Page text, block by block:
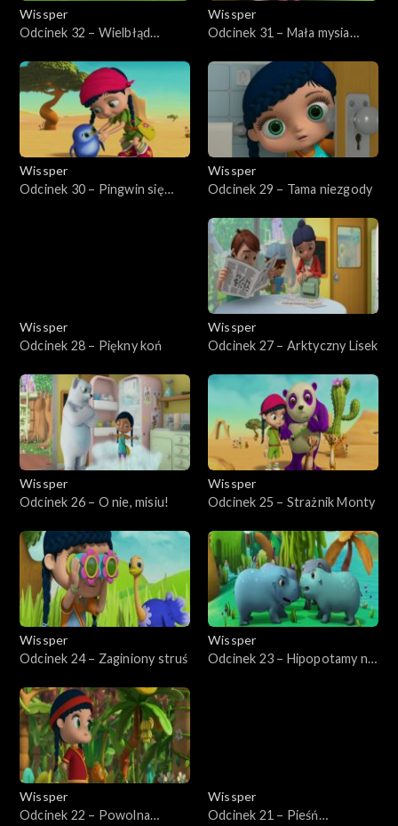
Wissper
Odcinek 32 – Wielbłąd
Wissper
Odcinek 31 – Mała mysia
Wissper
Odcinek 30 – Pingwin się
Wissper
Odcinek 29 – Tama niezgody
Wissper
Odcinek 28 – Piękny koń
Wissper
Odcinek 27 – Arktyczny Lisek
Wissper
Odcinek 26 – O nie, misiu!
Wissper
Odcinek 25 – Strażnik Monty
Wissper
Odcinek 24 – Zaginiony struś
Wissper
Odcinek 23 – Hipopotamy na
Wissper
Odcinek 22 – Powolna
Wissper
Odcinek 21 – Pieśń